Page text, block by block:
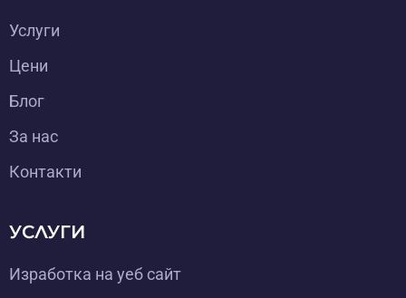
Услуги
Цени
Блог
За нас
Контакти
УСЛУГИ
Изработка на уеб сайт